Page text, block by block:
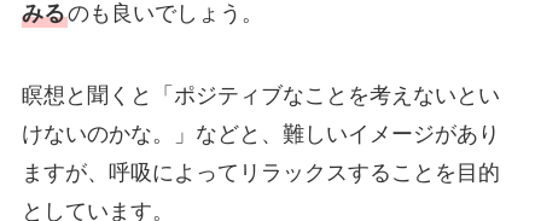
みるのも良いでしょう。
瞑想と聞くと「ポジティブなことを考えないとい
けないのかな。」などと、難しいイメージがあり
ますが、呼吸によってリラックスすることを目的
としています。